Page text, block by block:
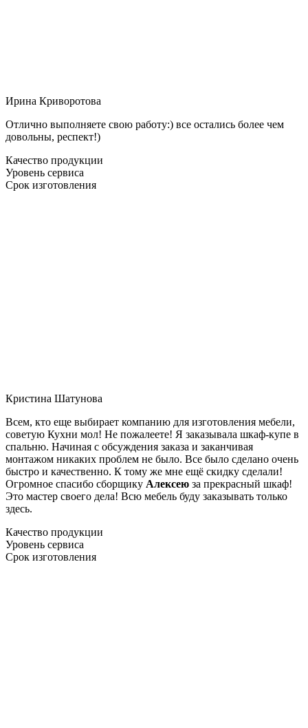
Ирина Криворотова
Отлично выполняете свою работу:) все остались более чем
довольны, респект!)
Качество продукции
Уровень сервиса
Срок изготовления
Кристина Шатунова
Всем, кто еще выбирает компанию для изготовления мебели,
советую Кухни мол! Не пожалеете! Я заказывала шкаф-купе в
спальню. Начиная с обсуждения заказа и заканчивая
монтажом никаких проблем не было. Все было сделано очень
быстро и качественно. К тому же мне ещё скидку сделали!
Огромное спасибо сборщику Алексею за прекрасный шкаф!
Это мастер своего дела! Всю мебель буду заказывать только
здесь.
Качество продукции
Уровень сервиса
Срок изготовления